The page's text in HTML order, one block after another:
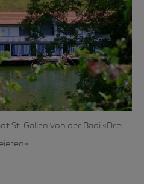
St. Gallen von der Badi «Drei